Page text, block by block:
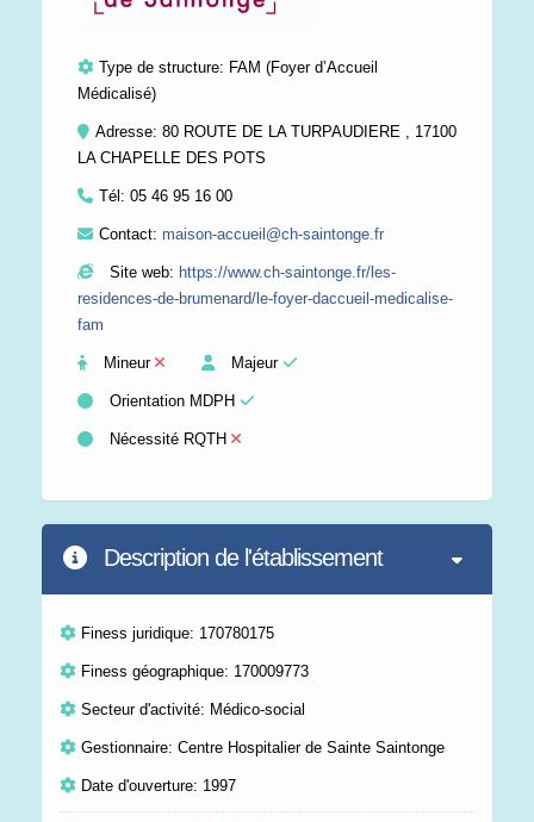
Type de structure: FAM (Foyer d’Accueil
Médicalisé)
Adresse: 80 ROUTE DE LA TURPAUDIERE , 17100
LA CHAPELLE DES POTS
Tél: 05 46 95 16 00
Contact: maison-accueil@ch-saintonge.fr
Site web: https://www.ch-saintonge.fr/les-
residences-de-brumenard/le-foyer-daccueil-medicalise-
fam
Mineur Majeur
Orientation MDPH
Nécessité RQTH
Description de l'établissement
Finess juridique: 170780175
Finess géographique: 170009773
Secteur d'activité: Médico-social
Gestionnaire: Centre Hospitalier de Sainte Saintonge
Date d'ouverture: 1997